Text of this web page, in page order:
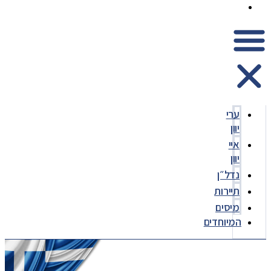
ערי
יוון
איי
יוון
נדל״ן
תיירות
מיסים
המיוחדים